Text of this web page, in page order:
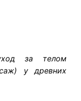
за телом
у древних